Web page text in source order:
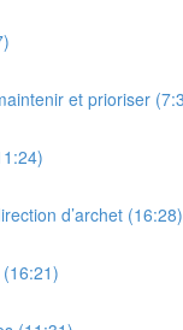
et prioriser
d’archet (16:28)